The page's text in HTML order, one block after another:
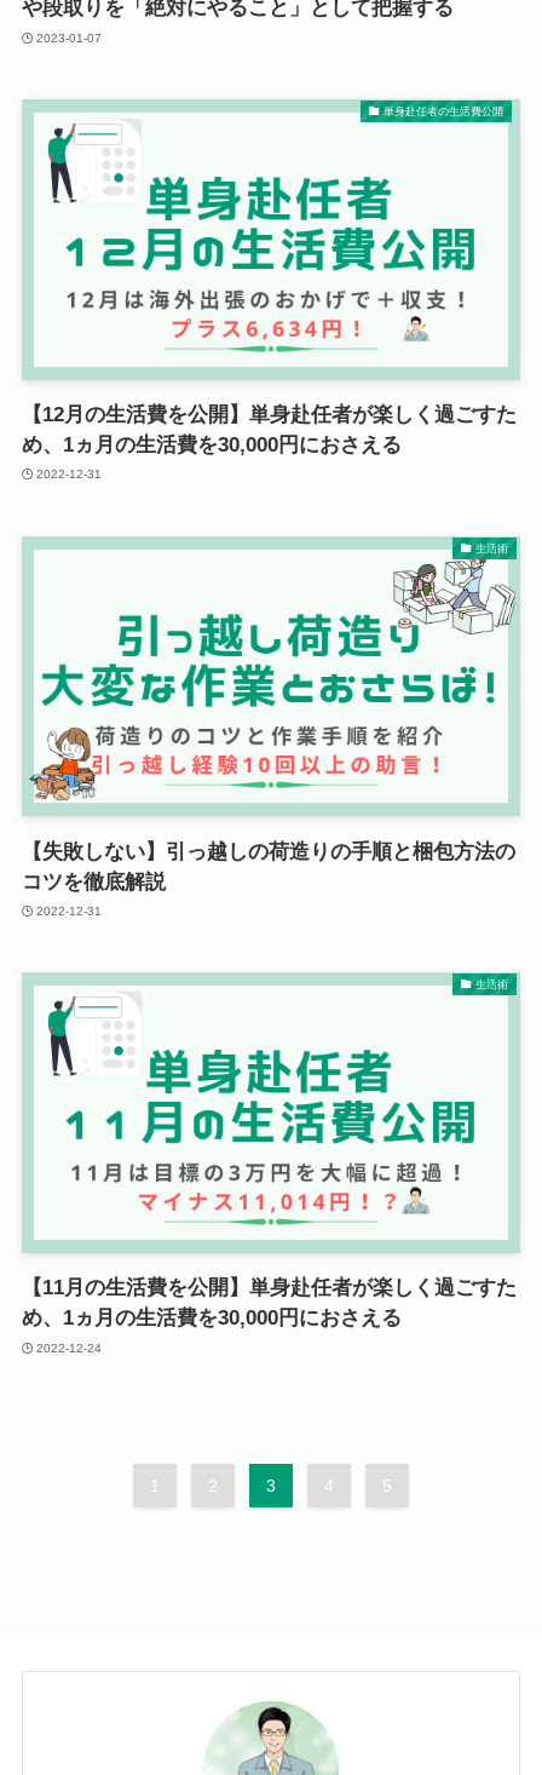
や段取りを「絶対にやること」として把握する
2023-01-07
単身赴任者の生活費公開
【12月の生活費を公開】単身赴任者が楽しく過ごすた
め、1ヵ月の生活費を30,000円におさえる
2022-12-31
生活術
【失敗しない】引っ越しの荷造りの手順と梱包方法の
コツを徹底解説
2022-12-31
生活術
【11月の生活費を公開】単身赴任者が楽しく過ごすた
め、1ヵ月の生活費を30,000円におさえる
2022-12-24
1 2 3 4 5